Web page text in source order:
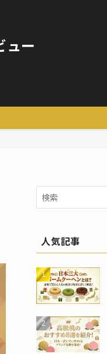
ュー
人気記事